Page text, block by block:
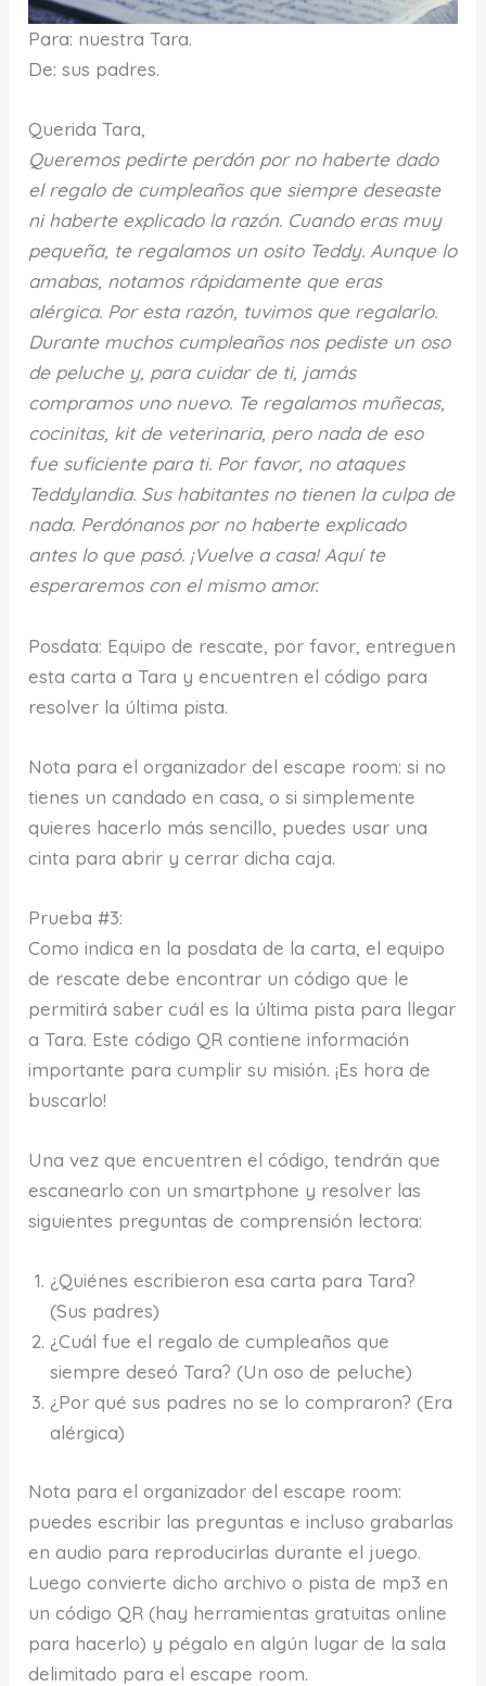
Para: nuestra Tara.
De: sus padres.
Querida Tara,
Queremos pedirte perdón por no haberte dado
el regalo de cumpleaños que siempre deseaste
ni haberte explicado la razón. Cuando eras muy
pequeña, te regalamos un osito Teddy. Aunque lo
amabas, notamos rápidamente que eras
alérgica. Por esta razón, tuvimos que regalarlo.
Durante muchos cumpleaños nos pediste un oso
de peluche y, para cuidar de ti, jamás
compramos uno nuevo. Te regalamos muñecas,
cocinitas, kit de veterinaria, pero nada de eso
fue suficiente para ti. Por favor, no ataques
Teddylandia. Sus habitantes no tienen la culpa de
nada. Perdónanos por no haberte explicado
antes lo que pasó. ¡Vuelve a casa! Aquí te
esperaremos con el mismo amor.
Posdata: Equipo de rescate, por favor, entreguen
esta carta a Tara y encuentren el código para
resolver la última pista.
Nota para el organizador del escape room: si no
tienes un candado en casa, o si simplemente
quieres hacerlo más sencillo, puedes usar una
cinta para abrir y cerrar dicha caja.
Prueba #3:
Como indica en la posdata de la carta, el equipo
de rescate debe encontrar un código que le
permitirá saber cuál es la última pista para llegar
a Tara. Este código QR contiene información
importante para cumplir su misión. ¡Es hora de
buscarlo!
Una vez que encuentren el código, tendrán que
escanearlo con un smartphone y resolver las
siguientes preguntas de comprensión lectora:
¿Quiénes escribieron esa carta para Tara?
(Sus padres)
¿Cuál fue el regalo de cumpleaños que
siempre deseó Tara? (Un oso de peluche)
¿Por qué sus padres no se lo compraron? (Era
alérgica)
Nota para el organizador del escape room:
puedes escribir las preguntas e incluso grabarlas
en audio para reproducirlas durante el juego.
Luego convierte dicho archivo o pista de mp3 en
un código QR (hay herramientas gratuitas online
para hacerlo) y pégalo en algún lugar de la sala
delimitado para el escape room.